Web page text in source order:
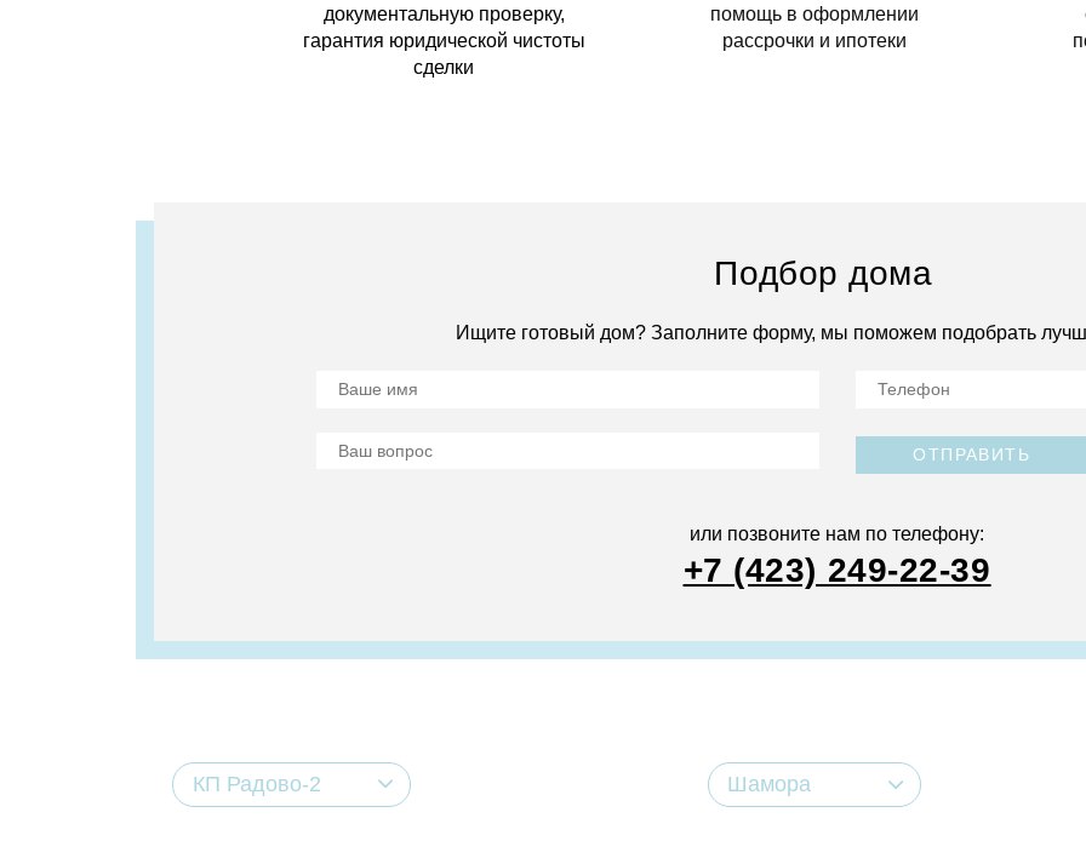
документальную проверку,
гарантия юридической чистоты
сделки
помощь в оформлении
рассрочки и ипотеки
Подбор дома
Ищите готовый дом? Заполните форму, мы поможем подобрать
ОТПРАВИТЬ
или позвоните нам по телефону:
+7 (423) 249-22-39
КП Радово-2 Шамора